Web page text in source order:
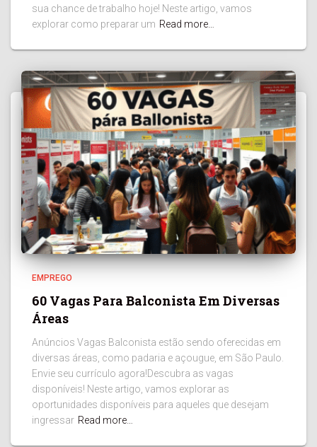
sua chance de trabalho hoje! Neste artigo, vamos
explorar como preparar um Read more…
EMPREGO
60 Vagas Para Balconista Em Diversas
Áreas
Anúncios Vagas Balconista estão sendo oferecidas em
diversas áreas, como padaria e açougue, em São Paulo.
Envie seu currículo agora!Descubra as vagas
disponíveis! Neste artigo, vamos explorar as
oportunidades disponíveis para aqueles que desejam
ingressar Read more…